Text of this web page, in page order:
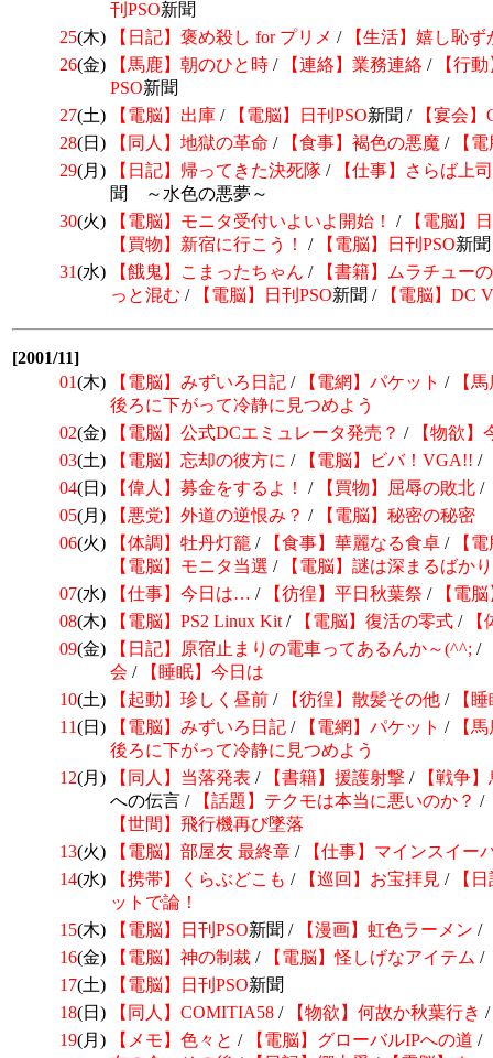
刊 PSO新聞
25(木) 【日記】 褒め殺し for プリメ /
【生活】嬉し恥
26(金) 【馬鹿】朝のひと時 / 【連絡】業務連絡 /
【行
PSO新聞
27(土) 【電脳】出庫 / 【電脳】日刊 PSO新聞 /
【宴会
28(日) 【同人】地獄の革命 / 【食事】褐色の悪魔 /
【
29(月) 【日記】帰ってきた決死隊 /
【仕事】さらば上
聞 ～水色の悪夢～
30(火) 【電脳】 モニタ受付いよいよ開始！ /
【電脳】
【買物】新宿に行こう！
/ 【電脳】日刊 PSO新
31(水) 【餓鬼】こまったちゃん /
【書籍】ムラチュー
っと混む / 【電脳】日刊 PSO新聞 / 【電脳】
[2001/11]
01(木) 【電脳】みずいろ日記 / 【電網】パケット /
【
後ろに下がって冷静に見つめよう
02(金) 【電脳】 公式DCエミュレータ発売？ /
【物欲
03(土) 【電脳】忘却の彼方に / 【電脳】ビバ！VGA!! /
04(日) 【偉人】募金をするよ！ / 【買物】屈辱の敗北 /
05(月) 【悪党】外道の逆恨み？ / 【電脳】 秘密の秘密
06(火) 【体調】牡丹灯籠 / 【食事】華麗なる食卓 /
【
【電脳】 モニタ当選 /
【電脳】謎は深まるばか
07(水) 【仕事】今日は… / 【彷徨】平日秋葉祭 /
【電
08(木) 【電脳】PS2 Linux Kit / 【電脳】復活の零式 /
09(金) 【日記】 原宿止まりの電車ってあるんか～(^^; /
会 /
【睡眠】今日は
10(土) 【起動】珍しく昼前 / 【彷徨】散髪その他 /
【
11(日) 【電脳】みずいろ日記 / 【電網】パケット /
【
後ろに下がって冷静に見つめよう
12(月) 【同人】当落発表 / 【書籍】 援護射撃 /
【戦争
への伝言 /
【話題】 テクモは本当に悪いのか？ /
【世間】飛行機再び墜落
13(火) 【電脳】部屋友 最終章 /
【仕事】マインスイー
14(水) 【携帯】くらぶどこも / 【巡回】お宝拝見 /
【
ットで論！
15(木) 【電脳】日刊 PSO新聞 / 【漫画】虹色ラーメン /
16(金) 【電脳】神の制裁 / 【電脳】怪しげなアイテム /
17(土) 【電脳】日刊 PSO新聞
18(日) 【同人】COMITIA58 / 【物欲】何故か秋葉行き /
19(月) 【メモ】色々と / 【電脳】グローバルIPへの道 /